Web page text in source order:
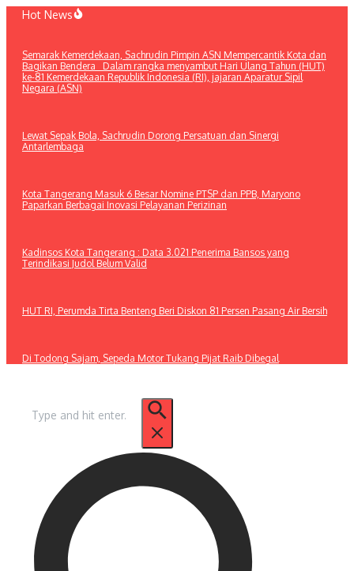
Lewati
Hot News
Semarak Kemerdekaan, Sachrudin Pimpin ASN Mempercantik Kota dan
Bagikan Bendera Dalam rangka menyambut Hari Ulang Tahun (HUT)
ke-81 Kemerdekaan Republik Indonesia (RI), jajaran Aparatur Sipil
Negara (ASN)
Lewat Sepak Bola, Sachrudin Dorong Persatuan dan Sinergi
Antarlembaga
Kota Tangerang Masuk 6 Besar Nomine PTSP dan PPB, Maryono
Paparkan Berbagai Inovasi Pelayanan Perizinan
Kadinsos Kota Tangerang : Data 3.021 Penerima Bansos yang
Terindikasi Judol Belum Valid
HUT RI, Perumda Tirta Benteng Beri Diskon 81 Persen Pasang Air Bersih
Di Todong Sajam, Sepeda Motor Tukang Pijat Raib Dibegal
untuk: